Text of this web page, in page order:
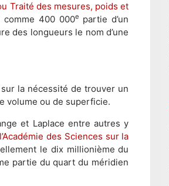
Traité des mesures, poids et
comme 400 000e partie d’un
des longueurs le nom d’une
la nécessité de trouver un
volume ou de superficie.
et Laplace entre autres y
l’Académie des Sciences sur la
le dix millionième du
partie du quart du méridien